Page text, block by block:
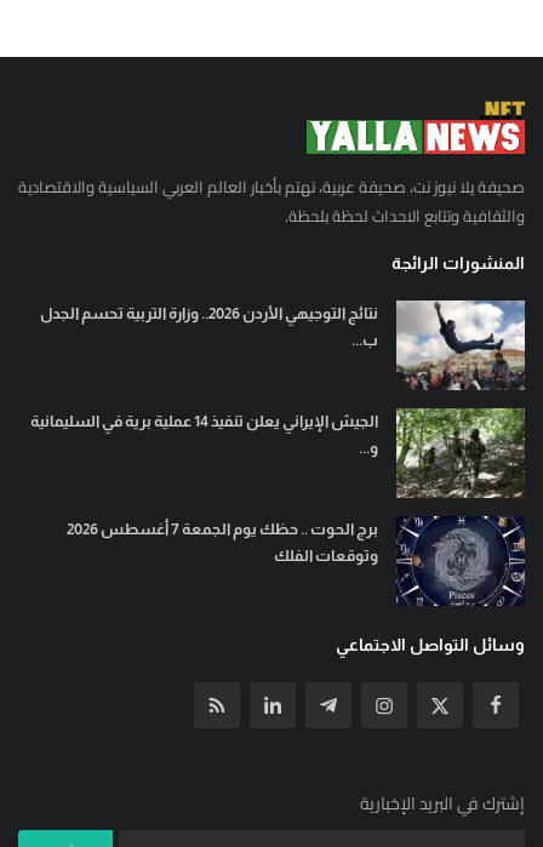
صحيفة يلا نيوز نت، صحيفة عربية، تهتم بأخبار العالم العربي السياسية والاقتصادية
والثقافية وتتابع الاحداث لحظة بلحظة.
المنشورات الرائجة
نتائج التوجيهي الأردن 2026.. وزارة التربية تحسم الجدل
ب...
الجيش الإيراني يعلن تنفيذ 14 عملية برية في السليمانية
و...
برج الحوت .. حظك يوم الجمعة 7 أغسطس 2026
وتوقعات الفلك
وسائل التواصل الاجتماعي
إشترك في البريد الإخبارية